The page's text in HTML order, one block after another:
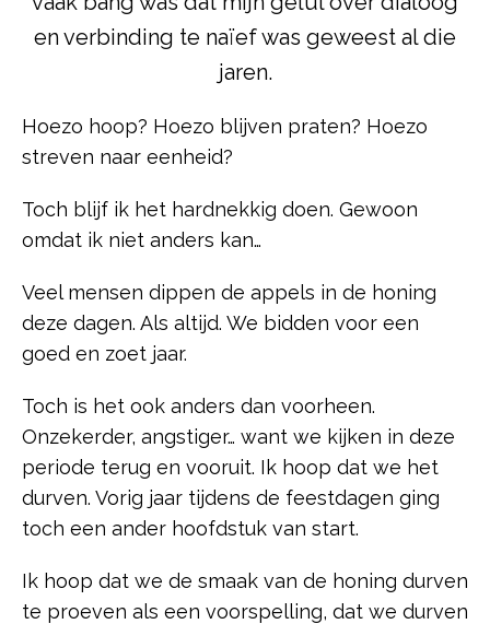
en verbinding te naïef was geweest al die
jaren.
Hoezo hoop? Hoezo blijven praten? Hoezo
streven naar eenheid?
Toch blijf ik het hardnekkig doen. Gewoon
omdat ik niet anders kan…
Veel mensen dippen de appels in de honing
deze dagen. Als altijd. We bidden voor een
goed en zoet jaar.
Toch is het ook anders dan voorheen.
Onzekerder, angstiger… want we kijken in deze
periode terug en vooruit. Ik hoop dat we het
durven. Vorig jaar tijdens de feestdagen ging
toch een ander hoofdstuk van start.
Ik hoop dat we de smaak van de honing durven
te proeven als een voorspelling, dat we durven